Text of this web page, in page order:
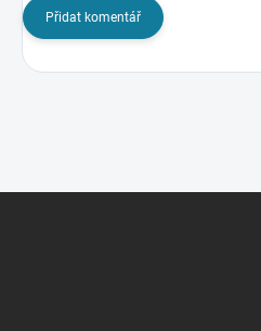
Přidat komentář